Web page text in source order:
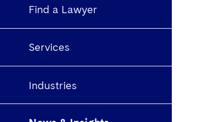
Find a Lawyer
Services
Industries